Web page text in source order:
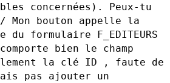
concernées). Peux-tu
/ Mon bouton appelle la
du formulaire F_EDITEURS
bien le champ
la clé ID , faute de
pas ajouter un